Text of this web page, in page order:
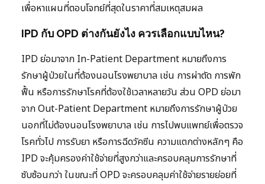
เพื่อหาแผนที่ตอบโจทย์ที่สุดในราคาที่สมเหตุสมผล
IPD กับ OPD ต่างกันยังไง ควรเลือกแบบไหน?
IPD ย่อมาจาก In-Patient Department หมายถึงการ
รักษาผู้ป่วยในที่ต้องนอนโรงพยาบาล เช่น การผ่าตัด การพัก
ฟื้น หรือการรักษาโรคที่ต้องใช้เวลาหลายวัน ส่วน OPD ย่อมา
จาก Out-Patient Department หมายถึงการรักษาผู้ป่วย
นอกที่ไม่ต้องนอนโรงพยาบาล เช่น การไปพบแพทย์เพื่อตรวจ
โรคทั่วไป การรับยา หรือการฉีดวัคซีน ความแตกต่างหลักๆ คือ
IPD จะคุ้มครองค่าใช้จ่ายที่สูงกว่าและครอบคลุมการรักษาที่
ซับซ้อนกว่า ในขณะที่ OPD จะครอบคลุมค่าใช้จ่ายรายย่อยที่